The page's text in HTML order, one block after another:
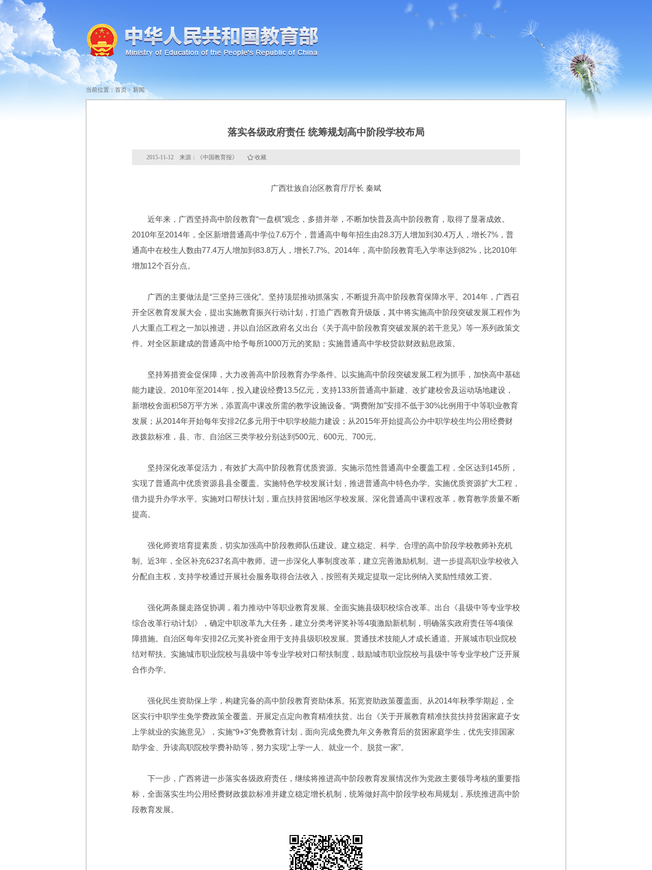
当前位置： 首页>新闻
落实各级政府责任 统筹规划高中阶段学校布局
2015-11-12 来源：《中国教育报》 收藏
广西壮族自治区教育厅厅长 秦斌
近年来，广西坚持高中阶段教育“一盘棋”观念，多措并举，不断加快普及高中阶段教育，取得了显著成效。
2010年至2014年，全区新增普通高中学位7.6万个，普通高中每年招生由28.3万人增加到30.4万人，增长7%，普
通高中在校生人数由77.4万人增加到83.8万人，增长7.7%。2014年，高中阶段教育毛入学率达到82%，比2010年
增加12个百分点。
广西的主要做法是“三坚持三强化”。坚持顶层推动抓落实，不断提升高中阶段教育保障水平。2014年，广西召
开全区教育发展大会，提出实施教育振兴行动计划，打造广西教育升级版，其中将实施高中阶段突破发展工程作为
八大重点工程之一加以推进，并以自治区政府名义出台《关于高中阶段教育突破发展的若干意见》等一系列政策文
件。对全区新建成的普通高中给予每所1000万元的奖励；实施普通高中学校贷款财政贴息政策。
坚持筹措资金促保障，大力改善高中阶段教育办学条件。以实施高中阶段突破发展工程为抓手，加快高中基础
能力建设。2010年至2014年，投入建设经费13.5亿元，支持133所普通高中新建、改扩建校舍及运动场地建设，
新增校舍面积58万平方米，添置高中课改所需的教学设施设备。“两费附加”安排不低于30%比例用于中等职业教育
发展；从2014年开始每年安排2亿多元用于中职学校能力建设；从2015年开始提高公办中职学校生均公用经费财
政拨款标准，县、市、自治区三类学校分别达到500元、600元、700元。
坚持深化改革促活力，有效扩大高中阶段教育优质资源。实施示范性普通高中全覆盖工程，全区达到145所，
实现了普通高中优质资源县县全覆盖。实施特色学校发展计划，推进普通高中特色办学。实施优质资源扩大工程，
借力提升办学水平。实施对口帮扶计划，重点扶持贫困地区学校发展。深化普通高中课程改革，教育教学质量不断
提高。
强化师资培育提素质，切实加强高中阶段教师队伍建设。建立稳定、科学、合理的高中阶段学校教师补充机
制。近3年，全区补充6237名高中教师。进一步深化人事制度改革，建立完善激励机制。进一步提高职业学校收入
分配自主权，支持学校通过开展社会服务取得合法收入，按照有关规定提取一定比例纳入奖励性绩效工资。
强化两条腿走路促协调，着力推动中等职业教育发展。全面实施县级职校综合改革。出台《县级中等专业学校
综合改革行动计划》，确定中职改革九大任务，建立分类考评奖补等4项激励新机制，明确落实政府责任等4项保
障措施。自治区每年安排2亿元奖补资金用于支持县级职校发展。贯通技术技能人才成长通道。开展城市职业院校
结对帮扶。实施城市职业院校与县级中等专业学校对口帮扶制度，鼓励城市职业院校与县级中等专业学校广泛开展
合作办学。
强化民生资助保上学，构建完备的高中阶段教育资助体系。拓宽资助政策覆盖面。从2014年秋季学期起，全
区实行中职学生免学费政策全覆盖。开展定点定向教育精准扶贫。出台《关于开展教育精准扶贫扶持贫困家庭子女
上学就业的实施意见》，实施“9+3”免费教育计划，面向完成免费九年义务教育后的贫困家庭学生，优先安排国家
助学金、升读高职院校学费补助等，努力实现“上学一人、就业一个、脱贫一家”。
下一步，广西将进一步落实各级政府责任，继续将推进高中阶段教育发展情况作为党政主要领导考核的重要指
标，全面落实生均公用经费财政拨款标准并建立稳定增长机制，统筹做好高中阶段学校布局规划，系统推进高中阶
段教育发展。